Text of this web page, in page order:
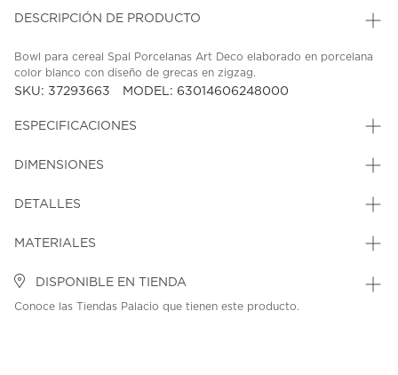
DESCRIPCIÓN DE PRODUCTO
Bowl para cereal Spal Porcelanas Art Deco elaborado en porcelana
color blanco con diseño de grecas en zigzag.
SKU: 37293663 MODEL: 63014606248000
ESPECIFICACIONES
DIMENSIONES
DETALLES
MATERIALES
DISPONIBLE EN TIENDA
Conoce las Tiendas Palacio que tienen este producto.